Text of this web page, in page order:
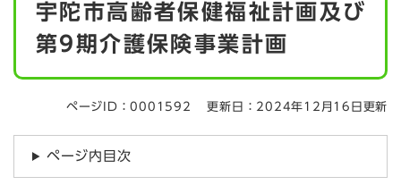
宇陀市高齢者保健福祉計画及び
第9期介護保険事業計画
ページID：0001592 更新日：2024年12月16日更新
ページ内目次